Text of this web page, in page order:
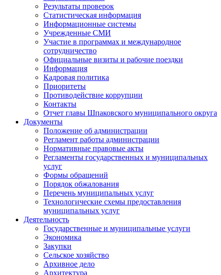
Результаты проверок
Статистическая информация
Информационные системы
Учрежденные СМИ
Участие в программах и международное
сотрудничество
Официальные визиты и рабочие поездки
Информация
Кадровая политика
Приоритеты
Противодействие коррупции
Контакты
Отчет главы Шпаковского муниципального округа
Документы
Положение об администрации
Регламент работы администрации
Нормативные правовые акты
Регламенты государственных и муниципальных
услуг
Формы обращений
Порядок обжалования
Перечень муниципальных услуг
Технологические схемы предоставления
муниципальных услуг
Деятельность
Государственные и муниципальные услуги
Экономика
Закупки
Сельское хозяйство
Архивное дело
Архитектура